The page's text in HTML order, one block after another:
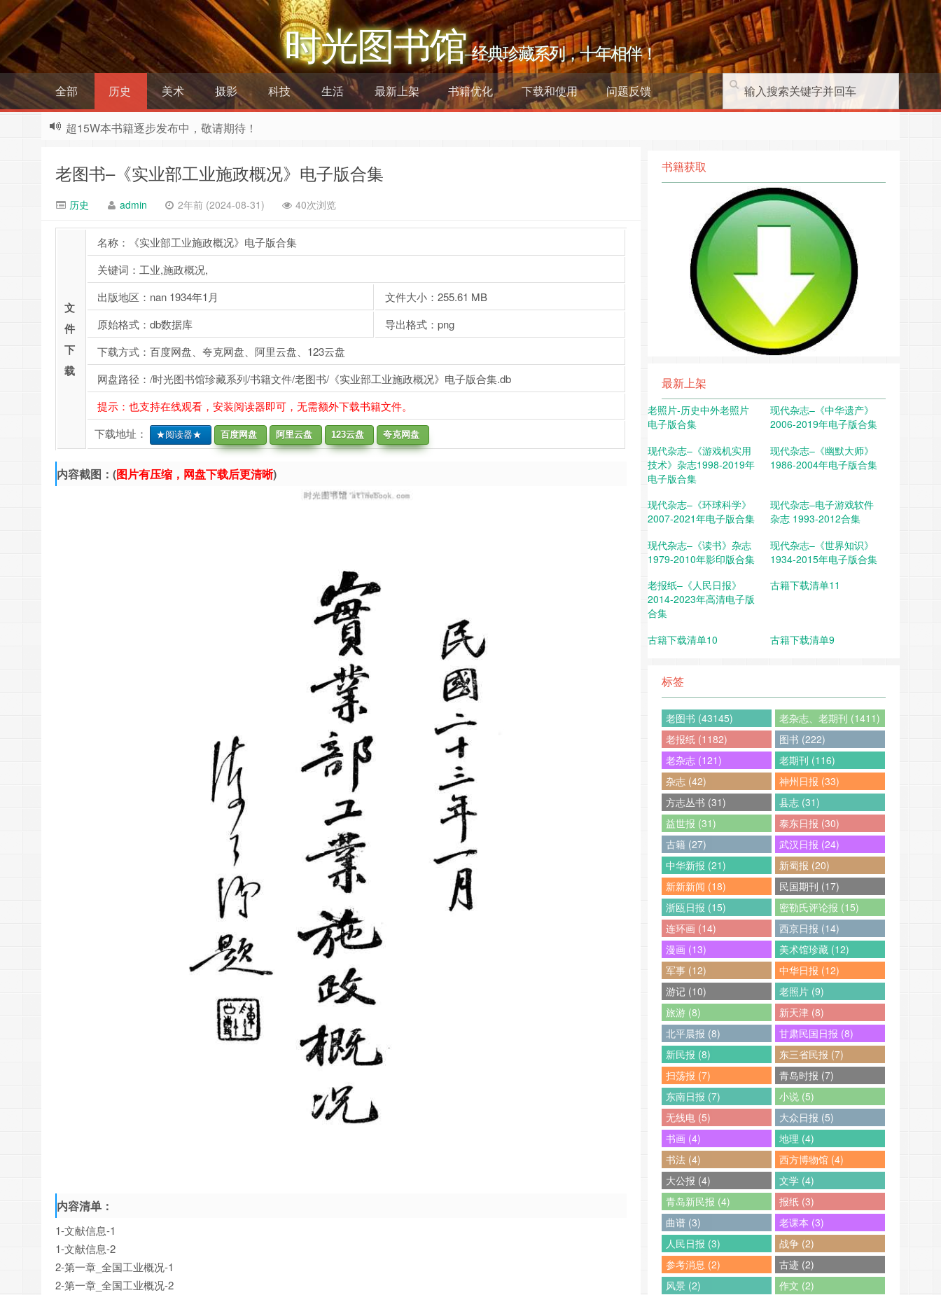
时光图书馆–经典珍藏系列，十年相伴！
全部 历史 美术 摄影 科技 生活 最新上架 书籍优化 下载和使用 问题反馈
超15W本书籍逐步发布中，敬请期待！
老图书–《实业部工业施政概况》电子版合集
历史 admin 2年前 (2024-08-31) 40次浏览
文
件
下
载
名称：《实业部工业施政概况》电子版合集
关键词：工业,施政概况,
出版地区：nan 1934年1月
文件大小：255.61 MB
原始格式：db数据库
导出格式：png
下载方式：百度网盘、夸克网盘、阿里云盘、123云盘
网盘路径：/时光图书馆珍藏系列/书籍文件/老图书/《实业部工业施政概况》电子版合集.db
提示：也支持在线观看，安装阅读器即可，无需额外下载书籍文件。
下载地址：
★阅读器★ 百度网盘 阿里云盘 123云盘 夸克网盘
内容截图：(图片有压缩，网盘下载后更清晰)
内容清单：
1-文献信息-1
1-文献信息-2
2-第一章_全国工业概况-1
2-第一章_全国工业概况-2
书籍获取
最新上架
老照片-历史中外老照片
电子版合集
现代杂志–《中华遗产》
2006-2019年电子版合集
现代杂志–《游戏机实用
技术》杂志1998-2019年
电子版合集
现代杂志–《幽默大师》
1986-2004年电子版合集
现代杂志–《环球科学》
2007-2021年电子版合集
现代杂志–电子游戏软件
杂志 1993-2012合集
现代杂志–《读书》杂志
1979-2010年影印版合集
现代杂志–《世界知识》
1934-2015年电子版合集
老报纸–《人民日报》
2014-2023年高清电子版
合集
古籍下载清单11
古籍下载清单10 古籍下载清单9
标签
老图书 (43145)
老杂志、老期刊 (1411)
老报纸 (1182)
图书 (222)
老杂志 (121)
老期刊 (116)
杂志 (42)
神州日报 (33)
方志丛书 (31)
县志 (31)
益世报 (31)
泰东日报 (30)
古籍 (27)
武汉日报 (24)
中华新报 (21)
新蜀报 (20)
新新新闻 (18)
民国期刊 (17)
浙瓯日报 (15)
密勒氏评论报 (15)
连环画 (14)
西京日报 (14)
漫画 (13)
美术馆珍藏 (12)
军事 (12)
中华日报 (12)
游记 (10)
老照片 (9)
旅游 (8)
新天津 (8)
北平晨报 (8)
甘肃民国日报 (8)
新民报 (8)
东三省民报 (7)
扫荡报 (7)
青岛时报 (7)
东南日报 (7)
小说 (5)
无线电 (5)
大众日报 (5)
书画 (4)
地理 (4)
书法 (4)
西方博物馆 (4)
大公报 (4)
文学 (4)
青岛新民报 (4)
报纸 (3)
曲谱 (3)
老课本 (3)
人民日报 (3)
战争 (2)
参考消息 (2)
古迹 (2)
风景 (2)
作文 (2)